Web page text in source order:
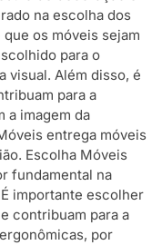
na escolha dos
os móveis sejam
para o
visual. Além disso, é
para a
a imagem da
entrega móveis
Escolha Móveis
fundamental na
importante escolher
contribuam para a
por